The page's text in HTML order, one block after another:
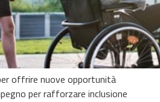
offrire nuove opportunità
per rafforzare inclusione